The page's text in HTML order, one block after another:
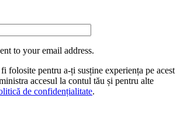
to your email address.
folosite pentru a-ți susține experiența pe acest
accesul la contul tău și pentru alte
de confidențialitate.